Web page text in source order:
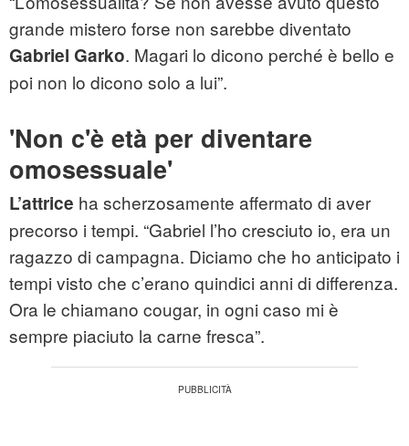
grande mistero forse non sarebbe diventato
Gabriel Garko. Magari lo dicono perché è bello e
poi non lo dicono solo a lui”.
'Non c'è età per diventare
omosessuale'
L’attrice ha scherzosamente affermato di aver
precorso i tempi. “Gabriel l’ho cresciuto io, era un
ragazzo di campagna. Diciamo che ho anticipato i
tempi visto che c’erano quindici anni di differenza.
Ora le chiamano cougar, in ogni caso mi è
sempre piaciuto la carne fresca”.